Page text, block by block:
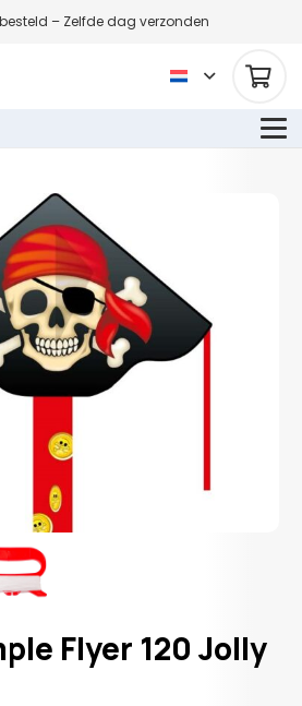
– Zelfde dag verzonden
Flyer 120 Jolly